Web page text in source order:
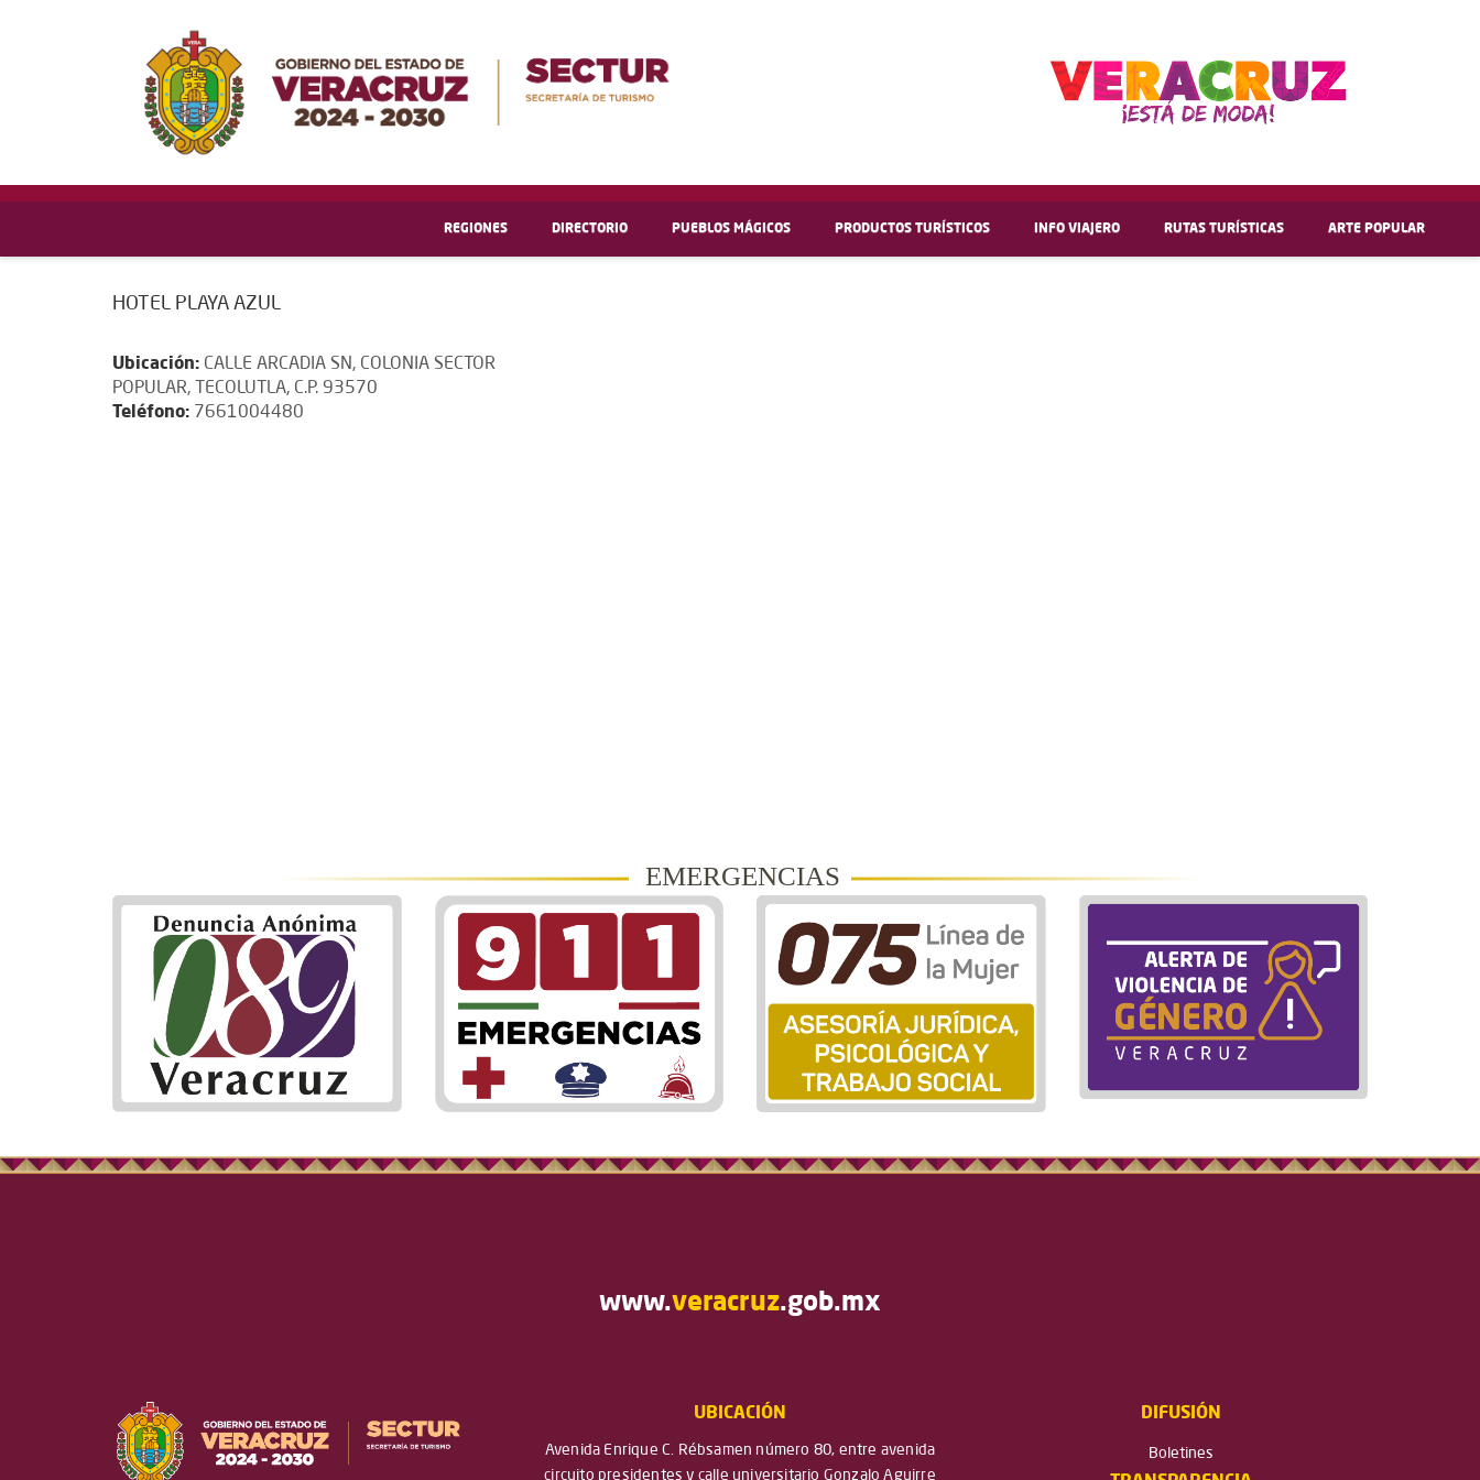
REGIONES DIRECTORIO PUEBLOS MÁGICOS PRODUCTOS TURÍSTICOS INFO VIAJERO RUTAS TURÍSTICAS ARTE POPULAR
HOTEL PLAYA AZUL
Ubicación: CALLE ARCADIA SN, COLONIA SECTOR
POPULAR, TECOLUTLA, C.P. 93570
Teléfono: 7661004480
EMERGENCIAS
www.veracruz.gob.mx
UBICACIÓN
Avenida Enrique C. Rébsamen número 80, entre avenida
circuito presidentes y calle universitario Gonzalo Aguirre
DIFUSIÓN
Boletines